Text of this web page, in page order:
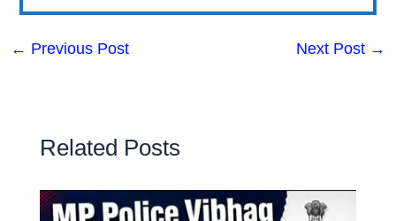
← Previous Post Next Post →
Related Posts